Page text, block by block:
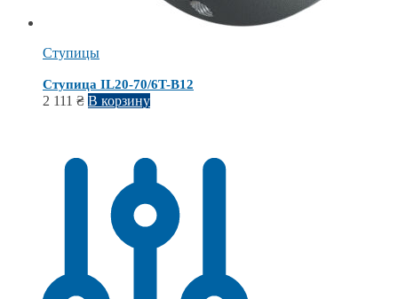
Ступицы
Ступица IL20-70/6T-B12
2 111 ₴ В корзину